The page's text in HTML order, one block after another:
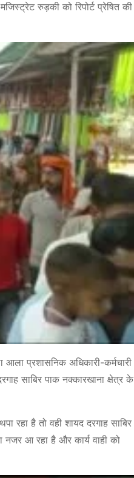
रुड़की को रिपोर्ट प्रेषित की
प्रशासनिक अधिकारी-कर्मचारी
साबिर पाक नक्कारखाना क्षेत्र के
है तो वही शायद दरगाह साबिर
आ रहा है और कार्य वाही को